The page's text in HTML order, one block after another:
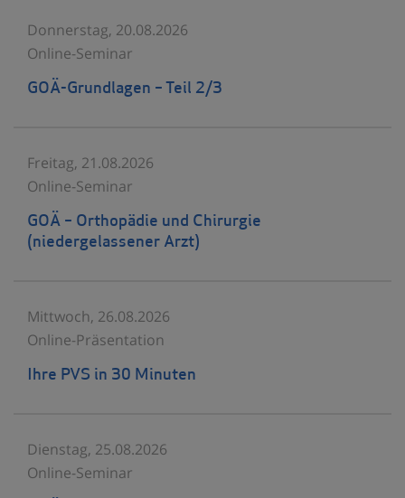
Donnerstag, 20.08.2026
Online-Seminar
GOÄ-Grundlagen – Teil 2/3
Freitag, 21.08.2026
Online-Seminar
GOÄ – Orthopädie und Chirurgie
(niedergelassener Arzt)
Mittwoch, 26.08.2026
Online-Präsentation
Ihre PVS in 30 Minuten
Dienstag, 25.08.2026
Online-Seminar